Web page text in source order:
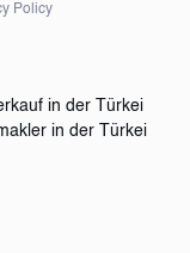
Policy
in der Türkei
in der Türkei